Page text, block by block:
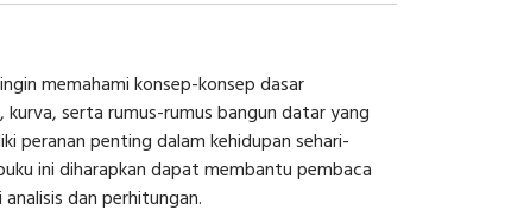
memahami konsep-konsep dasar
serta rumus-rumus bangun datar yang
peranan penting dalam kehidupan sehari-
ini diharapkan dapat membantu pembaca
dan perhitungan.